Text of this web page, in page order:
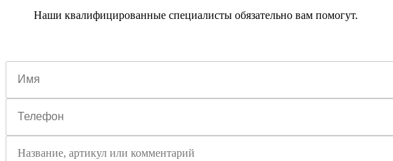
Наши квалифицированные специалисты обязательно вам помогут.